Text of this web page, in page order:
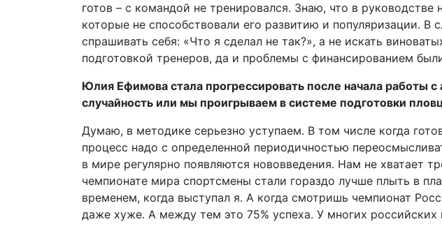
готов – с командой не тренировался. Знаю, что в
которые не способствовали его развитию и популяризации. В
спрашивать себя: «Что я сделал не так?», а не искать
подготовкой тренеров, да и проблемы с финансированием
Юлия Ефимова стала прогрессировать после начала работы
случайность или мы проигрываем в системе подготовки
Думаю, в методике серьезно уступаем. В том числе когда
процесс надо с определенной периодичностью
в мире регулярно появляются нововведения. Нам не хватает
чемпионате мира спортсмены стали гораздо лучше плыть в
временем, когда выступал я. А когда смотришь чемпионат
даже хуже. А между тем это 75% успеха. У многих российских